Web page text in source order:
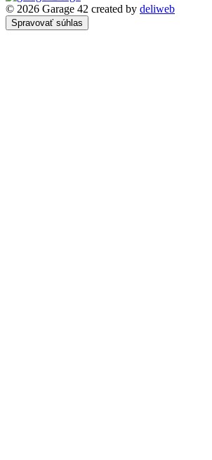
© 2026 Garage 42 created by deliweb
Spravovať súhlas